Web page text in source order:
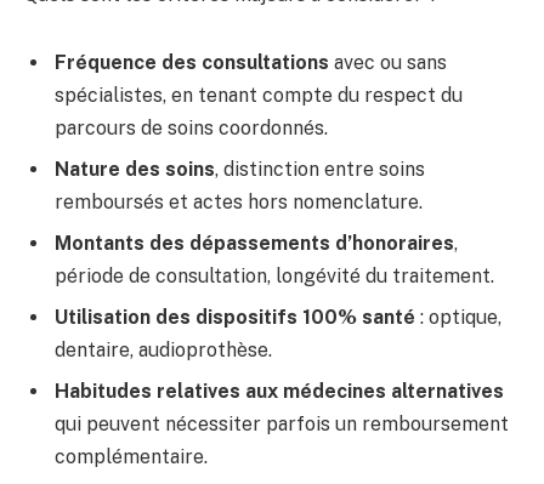
Fréquence des consultations avec ou sans
spécialistes, en tenant compte du respect du
parcours de soins coordonnés.
Nature des soins, distinction entre soins
remboursés et actes hors nomenclature.
Montants des dépassements d’honoraires,
période de consultation, longévité du traitement.
Utilisation des dispositifs 100% santé : optique,
dentaire, audioprothèse.
Habitudes relatives aux médecines alternatives
qui peuvent nécessiter parfois un remboursement
complémentaire.